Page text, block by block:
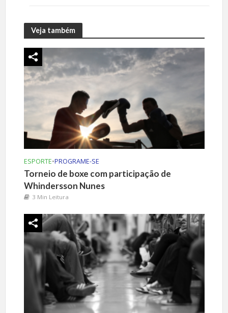
Veja também
ESPORTE•PROGRAME-SE
Torneio de boxe com participação de
Whindersson Nunes
3 Min Leitura